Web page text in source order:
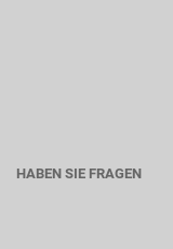
HABEN SIE FRAGEN